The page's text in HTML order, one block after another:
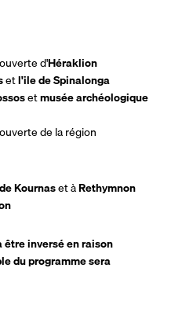
d'Héraklion
et l'ile de Spinalonga
et musée archéologique
de la région
Kournas et à Rethymnon
être inversé en raison
du programme sera